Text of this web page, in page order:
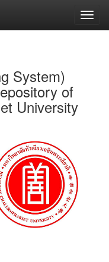
System)
of
University